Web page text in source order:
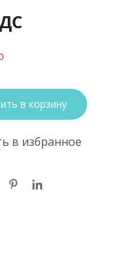
в корзину
в избранное